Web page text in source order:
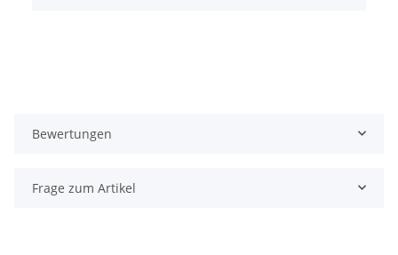
Bewertungen
Frage zum Artikel